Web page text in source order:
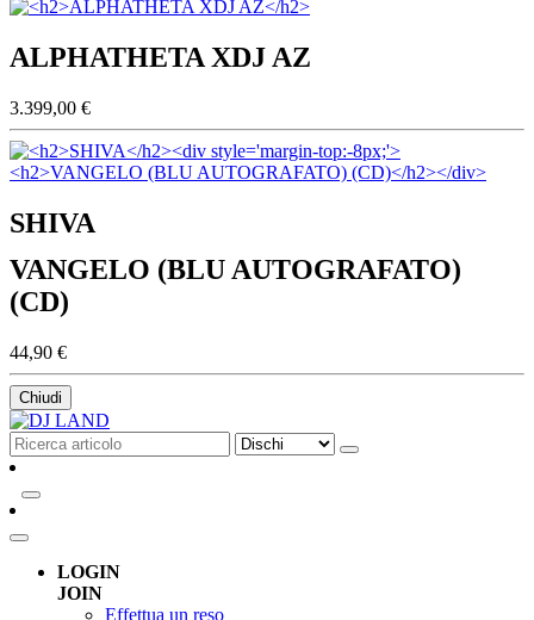
ALPHATHETA XDJ AZ
3.399,00 €
SHIVA
VANGELO (BLU AUTOGRAFATO)
(CD)
44,90 €
Chiudi
LOGIN
JOIN
Effettua un reso